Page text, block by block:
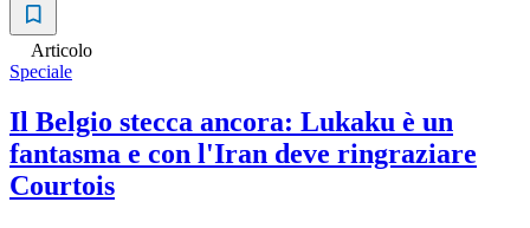
Articolo
Speciale
Il Belgio stecca ancora: Lukaku è un
fantasma e con l'Iran deve ringraziare
Courtois